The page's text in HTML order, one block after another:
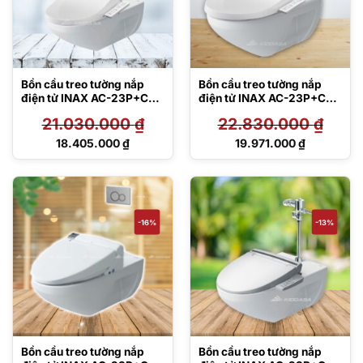
Bồn cầu treo tường nắp
điện tử INAX AC-23P+CW-
21.030.000₫
Giá
21.030.000 ₫.
18.405.000₫
Giá
18.405.000 ₫.
Bồn cầu treo tường nắp
điện tử INAX AC-23P+CW-
22.830.000₫
Giá
22.830.000 ₫.
19.971.000₫
Giá
tại
là:
19.971.000 ₫.
-16%
Bồn cầu treo tường nắp
-13%
Bồn cầu treo tường nắp